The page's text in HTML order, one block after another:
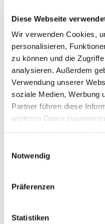
Diese Webseite
Wir verwenden Cookies,
personalisieren,
zu können und die
analysieren. Außerdem
Verwendung unserer
soziale Medien, Werbung
Partner führen diese
weiteren Daten
Notwendig
Präferenzen
Statistiken